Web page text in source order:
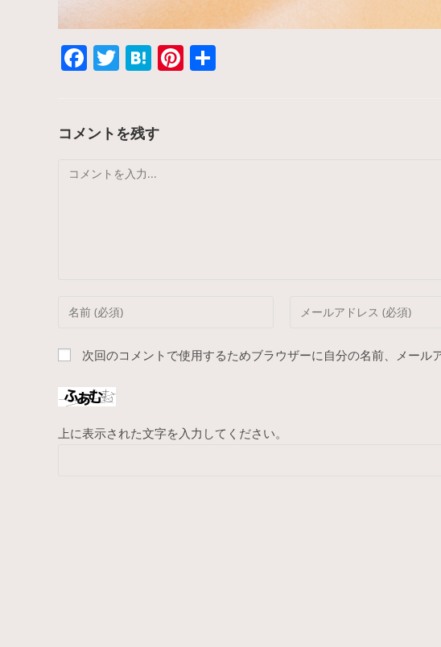
F
a
e
o
T
w
er
H
at
n
Pi
nt
コメントを残す
Enter
name
or
username
to
comment
Enter
address
次回のコメントで使用するためブラウザーに自分の名前、メール
上に表示された文字を入力してください。